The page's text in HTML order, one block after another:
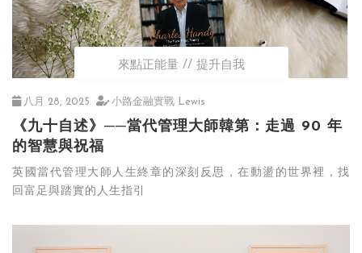
來點正能量 提升自我
八月 28, 2025 小路金融實戰 Lewis
《九十自述》──當代管理大師韓第：走過 90 年
的智慧與祝福
英國當代管理大師人生終章的深刻反思，在動盪的世界裡，找
回富足與踏實的人生指引